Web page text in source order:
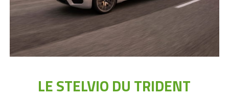
LE STELVIO DU TRIDENT